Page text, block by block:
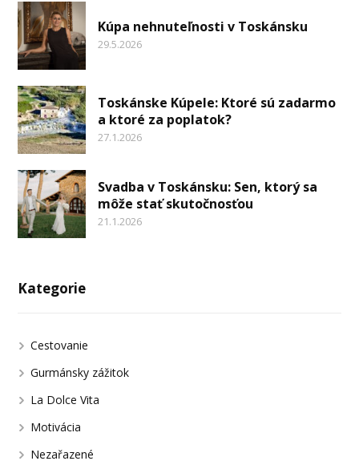
Kúpa nehnuteľnosti v Toskánsku
29.5.2026
Toskánske Kúpele: Ktoré sú zadarmo
a ktoré za poplatok?
27.1.2026
Svadba v Toskánsku: Sen, ktorý sa
môže stať skutočnosťou
21.1.2026
Kategorie
Cestovanie
Gurmánsky zážitok
La Dolce Vita
Motivácia
Nezařazené